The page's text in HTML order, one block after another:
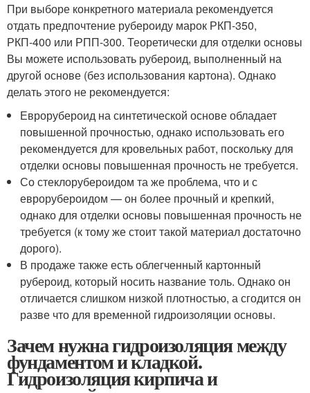
При выборе конкретного материала рекомендуется
отдать предпочтение рубероиду марок РКП-350,
РКП-400 или РПП-300. Теоретически для отделки основы
Вы можете использовать рубероид, выполненный на
другой основе (без использования картона). Однако
делать этого не рекомендуется:
Еврорубероид на синтетической основе обладает
повышенной прочностью, однако использовать его
рекомендуется для кровельных работ, поскольку для
отделки основы повышенная прочность не требуется.
Со стеклорубероидом та же проблема, что и с
еврорубероидом — он более прочный и крепкий,
однако для отделки основы повышенная прочность не
требуется (к тому же стоит такой материал достаточно
дорого).
В продаже также есть облегченный картонный
рубероид, который носить название толь. Однако он
отличается слишком низкой плотностью, а сгодится он
разве что для временной гидроизоляции основы.
Зачем нужна гидроизоляция между
фундаментом и кладкой.
Гидроизоляция кирпича и